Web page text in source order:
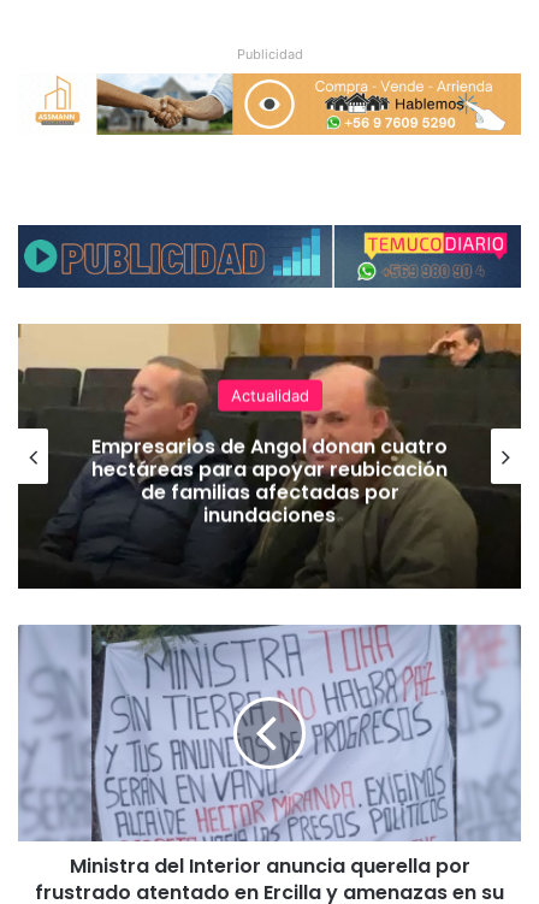
Publicidad
Actualidad
Empresarios de Angol donan cuatro
hectáreas para apoyar reubicación
de familias afectadas por
inundaciones
r
a
d
Ministra del Interior anuncia querella por
frustrado atentado en Ercilla y amenazas en su